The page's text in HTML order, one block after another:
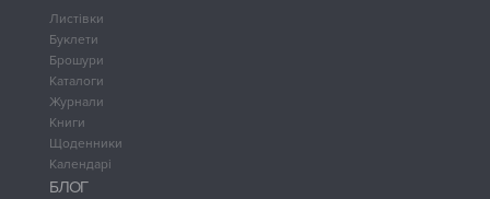
Листівки
Буклети
Брошури
Каталоги
Журнали
Книги
Щоденники
Календарі
БЛОГ